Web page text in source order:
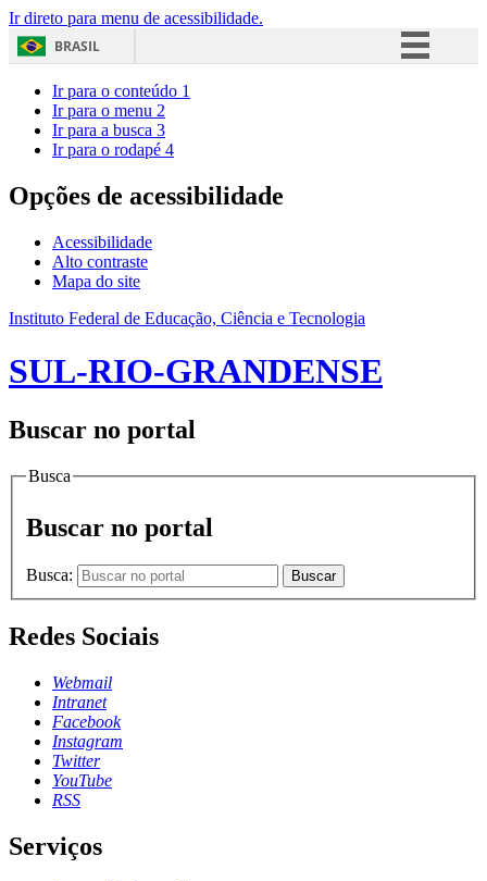
Ir direto para menu de acessibilidade.
BRASIL
Acesso à informação
Ir para o conteúdo 1
Ir para o menu 2
Ir para a busca 3
Ir para o rodapé 4
Opções de acessibilidade
Acessibilidade
Alto contraste
Mapa do site
Instituto Federal de Educação, Ciência e Tecnologia
SUL-RIO-GRANDENSE
Buscar no portal
Busca
Buscar no portal
Busca: Buscar
Redes Sociais
Webmail
Intranet
Facebook
Instagram
Twitter
YouTube
RSS
Serviços